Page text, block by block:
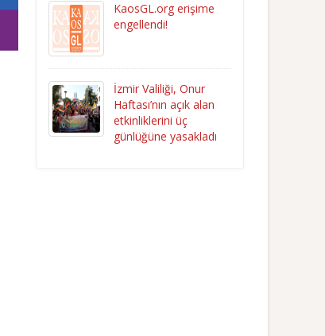
KaosGL.org erişime
engellendi!
İzmir Valiliği, Onur
Haftası’nın açık alan
etkinliklerini üç
günlüğüne yasakladı